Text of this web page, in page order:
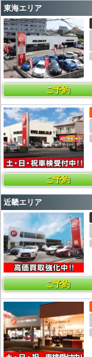
東海エリア
ご予約
ご予約
近畿エリア
ご予約